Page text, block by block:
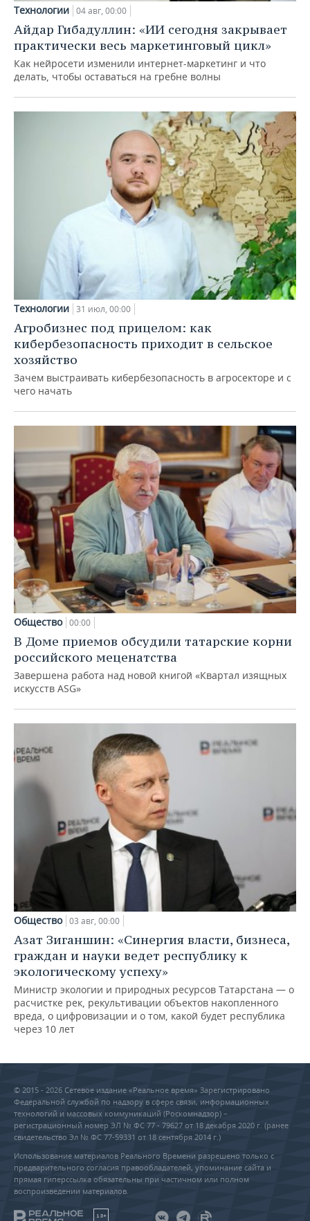
Технологии 04 авг, 00:00
Айдар Гибадуллин: «ИИ сегодня закрывает
практически весь маркетинговый цикл»
Как нейросети изменили интернет-маркетинг и что
делать, чтобы оставаться на гребне волны
Технологии 31 июл, 00:00
Агробизнес под прицелом: как
кибербезопасность приходит в сельское
хозяйство
Зачем выстраивать кибербезопасность в агросекторе и с
чего начать
Общество 00:00
В Доме приемов обсудили татарские корни
российского меценатства
Завершена работа над новой книгой «Квартал изящных
искусств ASG»
Общество 03 авг, 00:00
Азат Зиганшин: «Синергия власти, бизнеса,
граждан и науки ведет республику к
экологическому успеху»
Министр экологии и природных ресурсов Татарстана — о
расчистке рек, рекультивации объектов накопленного
вреда, о цифровизации и о том, какой будет республика
через 10 лет
© 2015 - 2026 Сетевое издание «Реальное время» Зарегистрировано
Федеральной службой по надзору в сфере связи, информационных
технологий и массовых коммуникаций (Роскомнадзор) –
регистрационный номер ЭЛ № ФС 77 - 79627 от 18 декабря 2020 г. (ранее
свидетельство Эл № ФС 77-59331 от 18 сентября 2014 г.)
Использование материалов Реального Времени разрешено только с
предварительного согласия правообладателей, упоминание сайта и
прямая гиперссылка обязательны при частичном или полном
воспроизведении материалов.
18+